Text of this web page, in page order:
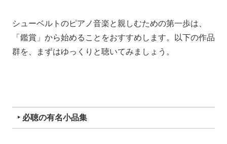
シューベルトのピアノ音楽と親しむための第一歩は、
「鑑賞」から始めることをおすすめします。以下の作品
群を、まずはゆっくりと聴いてみましょう。
‣ 必聴の有名小品集